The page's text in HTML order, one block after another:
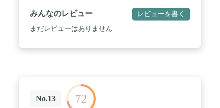
みんなのレビュー レビューを書く
まだレビューはありません
No.13 72